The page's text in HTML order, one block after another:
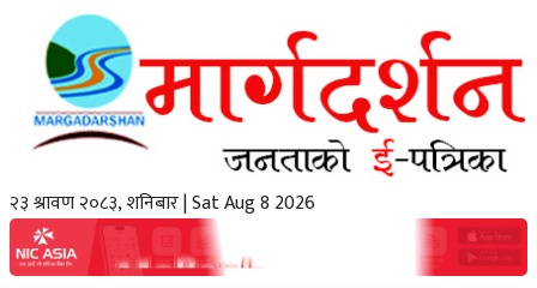
२३ श्रावण २०८३, शनिबार | Sat Aug 8 2026